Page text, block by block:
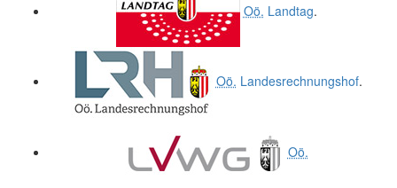
Oö. Landtag.
Oö. Landesrechnungshof.
Oö.